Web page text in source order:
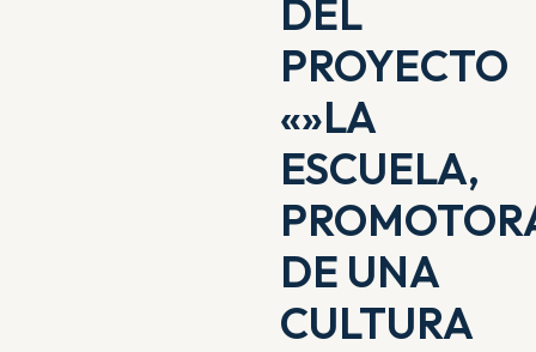
DEL
PROYECTO
«»LA
ESCUELA,
DE UNA
CULTURA